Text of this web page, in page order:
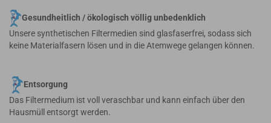
Gesundheitlich / ökologisch völlig unbedenklich
Unsere synthetischen Filtermedien sind glasfaserfrei, sodass sich
keine Materialfasern lösen und in die Atemwege gelangen können.
Entsorgung
Das Filtermedium ist voll veraschbar und kann einfach über den
Hausmüll entsorgt werden.